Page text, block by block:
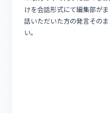
けを会話形式にて編集部が
話いただいた方の発言その
い。